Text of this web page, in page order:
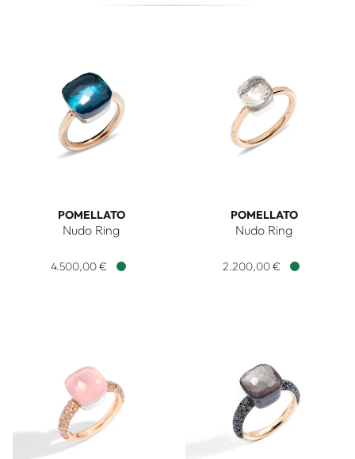
POMELLATO
Nudo Ring
4.500,00 €
POMELLATO
Nudo Ring
2.200,00 €